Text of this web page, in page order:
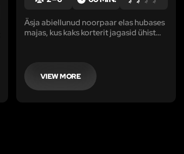
Äsja abiellunud noorpaar elas hubases
majas, kus kaks korterit jagasid ühist
lähedasemad isikud.
VIEW MORE